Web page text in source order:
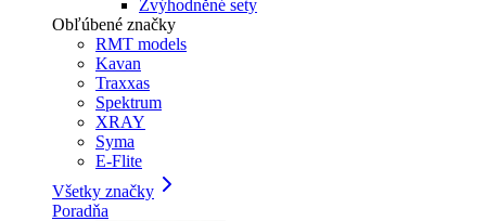
Zvýhodněné sety
Obľúbené značky
RMT models
Kavan
Traxxas
Spektrum
XRAY
Syma
E-Flite
Všetky značky
Poradňa